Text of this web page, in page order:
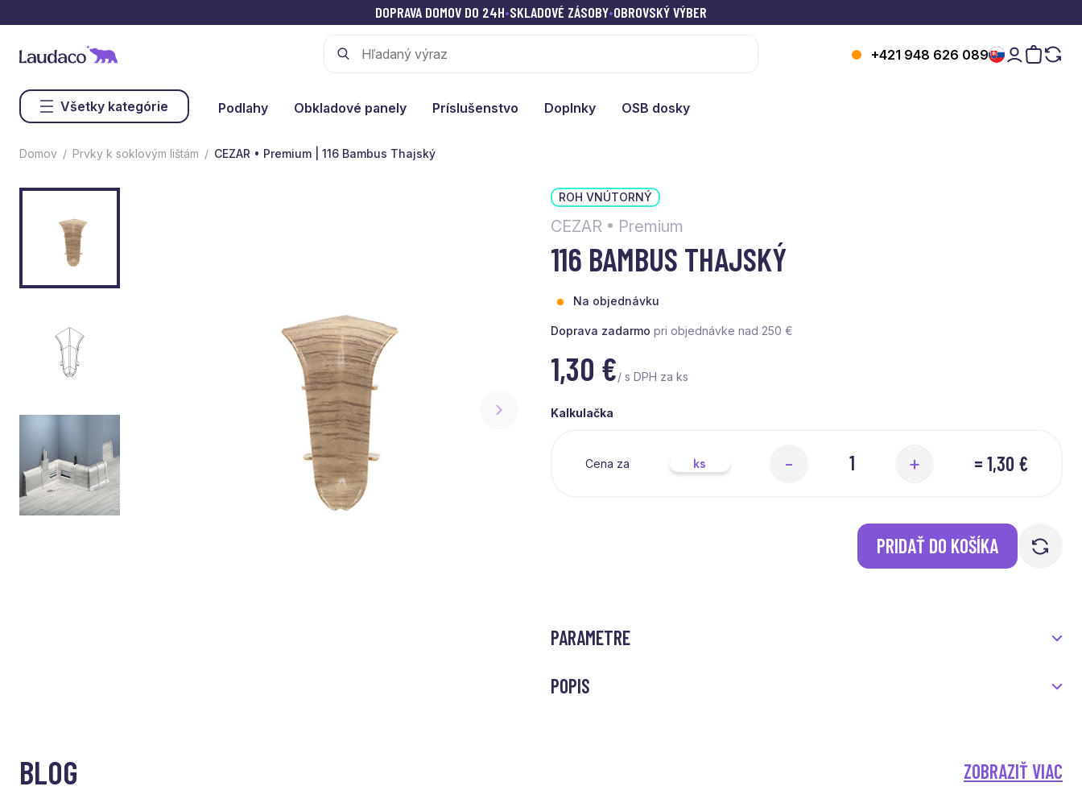
DOPRAVA DOMOV DO 24H•SKLADOVÉ ZÁSOBY•OBROVSKÝ VÝBER
+421 948 626 089
Všetky kategórie Podlahy Obkladové panely Príslušenstvo Doplnky OSB dosky
Domov Prvky k soklovým lištám CEZAR • Premium | 116 Bambus Thajský
ROH VNÚTORNÝ
CEZAR • Premium
116 BAMBUS THAJSKÝ
Na objednávku
Doprava zadarmo pri objednávke nad 250 €
1,30 €/ s DPH za ks
Kalkulačka
Cena za ks - + =1,30 €
PRIDAŤ DO KOŠÍKA
PARAMETRE
POPIS
BLOG ZOBRAZIŤ VIAC